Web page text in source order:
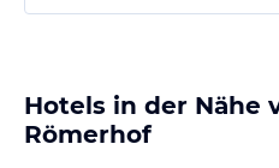
Hotels in der Nähe
Römerhof